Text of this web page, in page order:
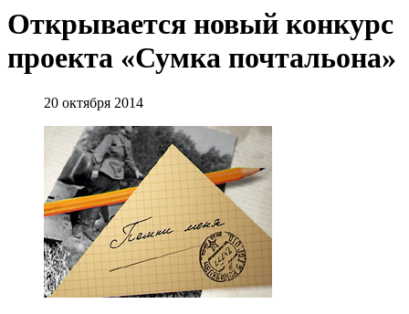
Открывается новый конкурс
проекта «Сумка почтальона»
20 октября 2014